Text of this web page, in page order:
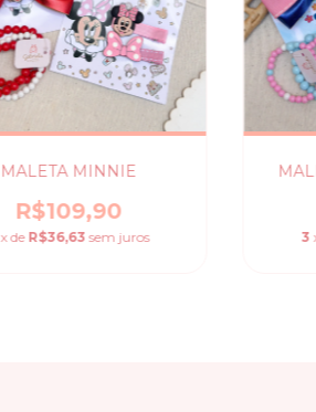
MALETA MINNIE
R$109,90
x de R$36,63 sem juros 3